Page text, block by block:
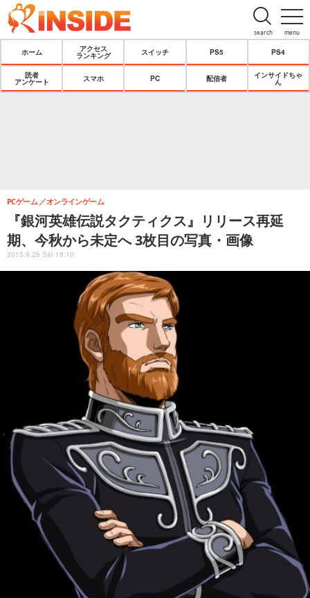
menu
search
ホーム
アクセス
ランキング
スイッチ PS5 PS4
読者
アンケート
スマホ PC 配信者
インサイドちゃ
ん
『銀河英雄伝説タクティクス』リリース再延
期、今秋から未定へ 3枚目の写真・画像
PCゲーム オンラインゲーム
2015.9.26 Sat 18:10